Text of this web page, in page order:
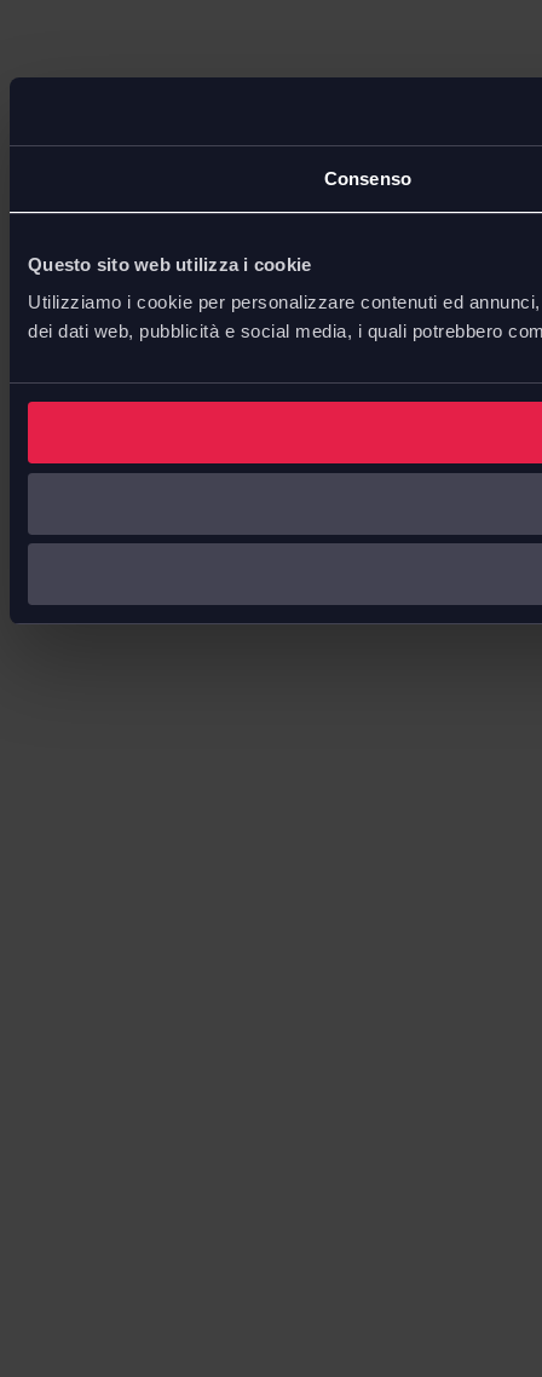
Consenso
Questo sito web utilizza i cookie
Utilizziamo i cookie per personalizzare contenuti ed
dei dati web, pubblicità e social media, i quali potrebbero